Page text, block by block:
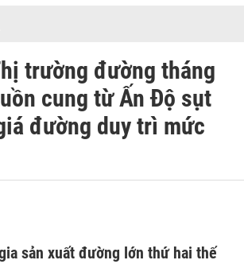
trường đường tháng
cung từ Ấn Độ sụt
đường duy trì mức
sản xuất đường lớn thứ hai thế